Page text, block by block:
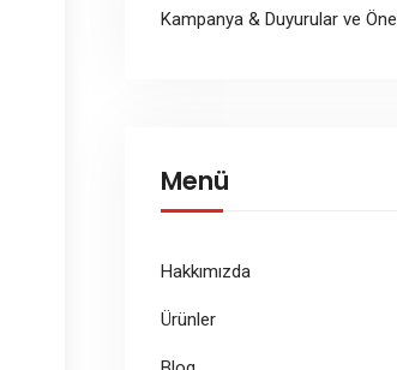
Kampanya & Duyurular ve
Menü
Hakkımızda
Ürünler